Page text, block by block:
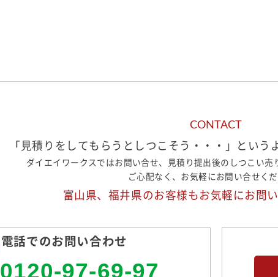
CONTACT
「 見積りをしてもらうとしつこそう・・・」 という
ダイエイワークスではお問い合せ、 見積り提出後のしつこい売
ご心配なく、お気軽にお問い合せくだ
富山県、福井県のお客様も お気軽にお問
電話でのお問い合わせ
0120-97-69-97